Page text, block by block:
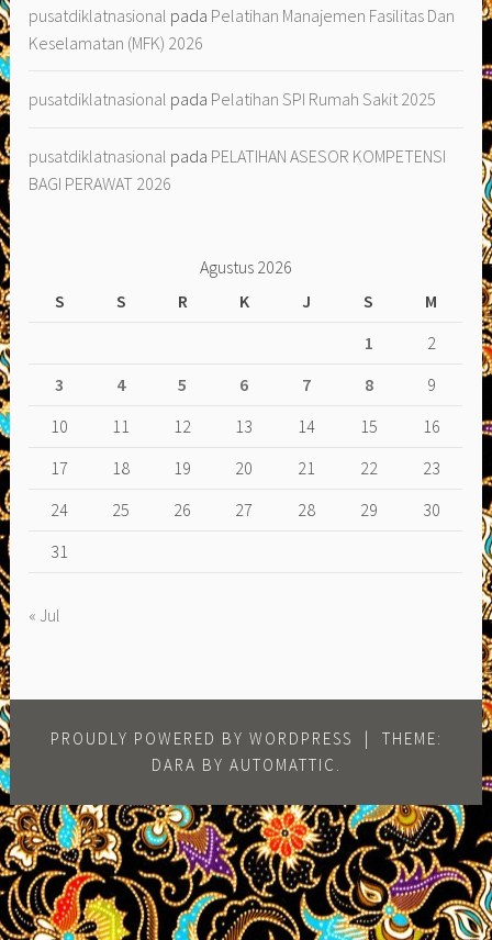
pusatdiklatnasional pada Pelatihan Manajemen Fasilitas Dan
Keselamatan (MFK) 2026
pusatdiklatnasional pada Pelatihan SPI Rumah Sakit 2025
pusatdiklatnasional pada PELATIHAN ASESOR KOMPETENSI
BAGI PERAWAT 2026
Agustus 2026
S
S R K J S
M
1
2
3
4 5 6 7 8
9
10
11 12 13 14 15
16
17
18 19 20 21 22
23
24
25 26 27 28 29
30
31
« Jul
PROUDLY POWERED BY WORDPRESS |
THEME:
DARA BY AUTOMATTIC